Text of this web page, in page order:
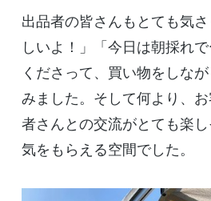
出品者の皆さんもとても気
しいよ！」「今日は朝採れ
くださって、買い物をしな
みました。そして何より、
者さんとの交流がとても楽
気をもらえる空間でした。